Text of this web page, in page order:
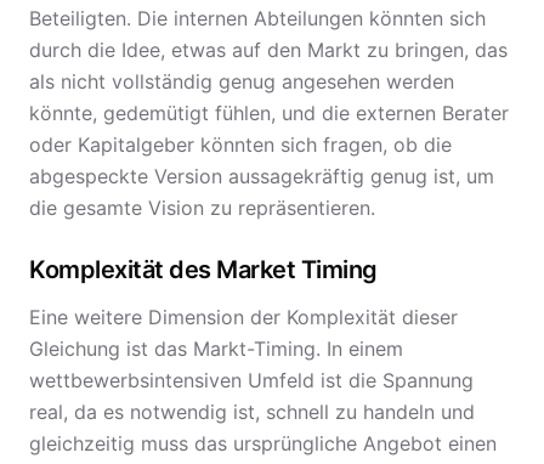
Beteiligten. Die internen Abteilungen könnten sich
durch die Idee, etwas auf den Markt zu bringen, das
als nicht vollständig genug angesehen werden
könnte, gedemütigt fühlen, und die externen Berater
oder Kapitalgeber könnten sich fragen, ob die
abgespeckte Version aussagekräftig genug ist, um
die gesamte Vision zu repräsentieren.
Komplexität des Market Timing
Eine weitere Dimension der Komplexität dieser
Gleichung ist das Markt-Timing. In einem
wettbewerbsintensiven Umfeld ist die Spannung
real, da es notwendig ist, schnell zu handeln und
gleichzeitig muss das ursprüngliche Angebot einen